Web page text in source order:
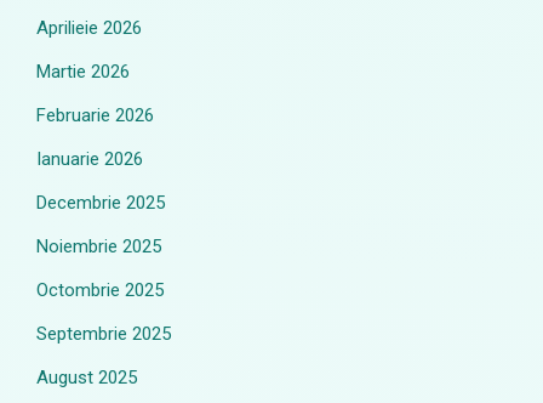
Aprilieie 2026
Martie 2026
Februarie 2026
Ianuarie 2026
Decembrie 2025
Noiembrie 2025
Octombrie 2025
Septembrie 2025
August 2025